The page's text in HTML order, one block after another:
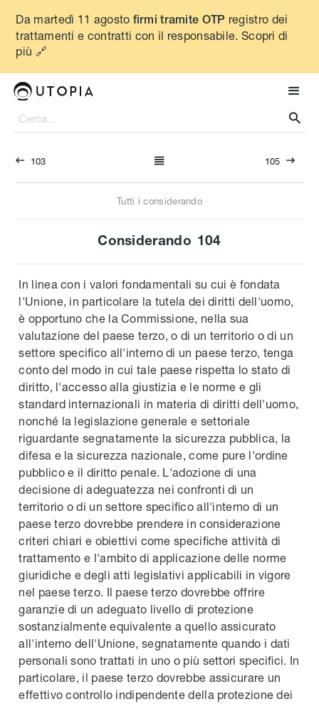
Da martedì 11 agosto firmi tramite OTP registro dei
trattamenti e contratti con il responsabile. Scopri di
più 🔗

 103  105 
Tutti i considerando
Considerando 104
In linea con i valori fondamentali su cui è fondata
l'Unione, in particolare la tutela dei diritti dell'uomo,
è opportuno che la Commissione, nella sua
valutazione del paese terzo, o di un territorio o di un
settore specifico all'interno di un paese terzo, tenga
conto del modo in cui tale paese rispetta lo stato di
diritto, l'accesso alla giustizia e le norme e gli
standard internazionali in materia di diritti dell'uomo,
nonché la legislazione generale e settoriale
riguardante segnatamente la sicurezza pubblica, la
difesa e la sicurezza nazionale, come pure l'ordine
pubblico e il diritto penale. L'adozione di una
decisione di adeguatezza nei confronti di un
territorio o di un settore specifico all'interno di un
paese terzo dovrebbe prendere in considerazione
criteri chiari e obiettivi come specifiche attività di
trattamento e l'ambito di applicazione delle norme
giuridiche e degli atti legislativi applicabili in vigore
nel paese terzo. Il paese terzo dovrebbe offrire
garanzie di un adeguato livello di protezione
sostanzialmente equivalente a quello assicurato
all'interno dell'Unione, segnatamente quando i dati
personali sono trattati in uno o più settori specifici. In
particolare, il paese terzo dovrebbe assicurare un
effettivo controllo indipendente della protezione dei